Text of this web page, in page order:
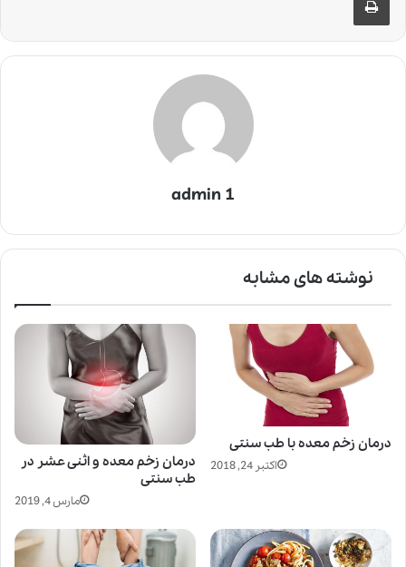
admin 1
نوشته های مشابه
درمان زخم معده و اثنی عشر در
طب سنتی
مارس 4, 2019
درمان زخم معده با طب سنتی
اکتبر 24, 2018